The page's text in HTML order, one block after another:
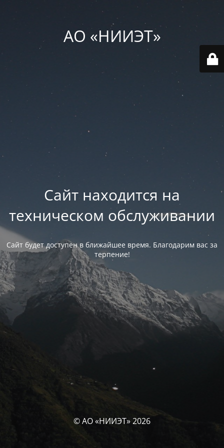
АО «НИИЭТ»
Сайт находится на
техническом обслуживании
Сайт будет доступен в ближайшее время. Благодарим вас за
терпение!
© АО «НИИЭТ» 2026